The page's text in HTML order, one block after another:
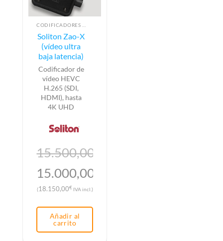
Soliton Zao-X
(vídeo ultra
baja latencia)
Codificador de
vídeo HEVC
H.265 (SDI,
HDMI), hasta
4K UHD
15.500,00
El
original
era:
15.500,00€.
15.000,00
El
actual
(18.150,00€IVA incl.)
Añadir al
carrito